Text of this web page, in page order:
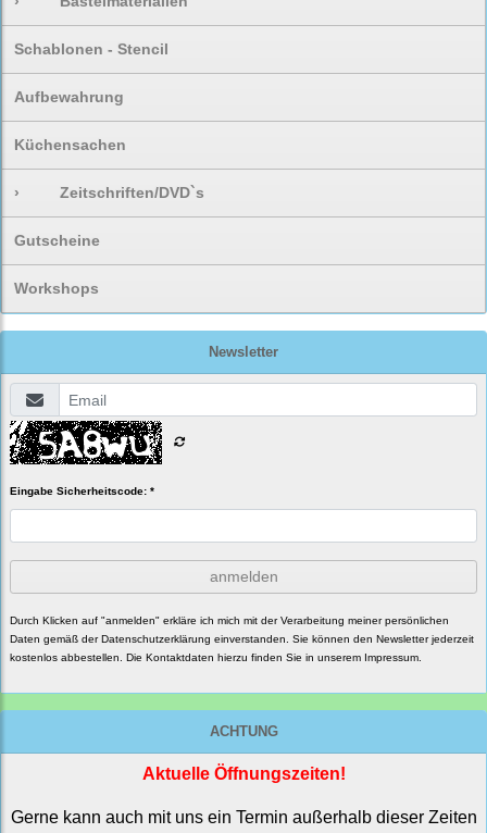
Schablonen - Stencil
Aufbewahrung
Küchensachen
› Zeitschriften/DVD`s
Gutscheine
Workshops
Newsletter
Eingabe Sicherheitscode: *
anmelden
Durch Klicken auf "anmelden" erkläre ich mich mit der Verarbeitung meiner persönlichen
Daten gemäß der Datenschutzerklärung einverstanden. Sie können den Newsletter jederzeit
kostenlos abbestellen. Die Kontaktdaten hierzu finden Sie in unserem Impressum.
ACHTUNG
Aktuelle Öffnungszeiten!
Gerne kann auch mit uns ein Termin außerhalb dieser Zeiten